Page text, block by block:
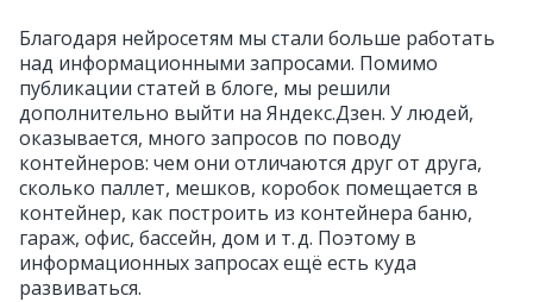
Благодаря нейросетям мы стали больше работать
над информационными запросами. Помимо
публикации статей в блоге, мы решили
дополнительно выйти на Яндекс.Дзен. У людей,
оказывается, много запросов по поводу
контейнеров: чем они отличаются друг от друга,
сколько паллет, мешков, коробок помещается в
контейнер, как построить из контейнера баню,
гараж, офис, бассейн, дом и т. д. Поэтому в
информационных запросах ещё есть куда
развиваться.